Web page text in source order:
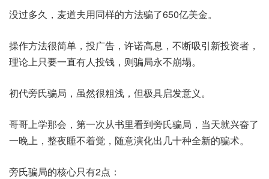
没过多久，麦道夫用同样的方法骗了650亿美金。
操作方法很简单，投广告，许诺高息，不断吸引新投资者，
理论上只要一直有人投钱，则骗局永不崩塌。
初代旁氏骗局，虽然很粗浅，但极具启发意义。
哥哥上学那会，第一次从书里看到旁氏骗局，当天就兴奋了
一晚上，整夜睡不着觉，随意演化出几十种全新的骗术。
旁氏骗局的核心只有2点：